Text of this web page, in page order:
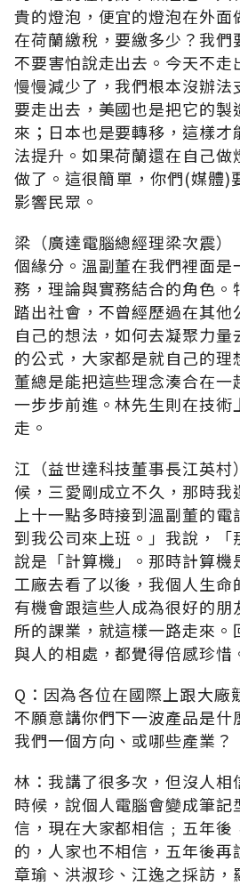
貴的燈泡，便宜的燈泡在外面
在荷蘭繳稅，要繳多少？我
不要害怕說走出去。今天不走
慢慢減少了，我們根本沒辦法
要走出去，美國也是把它的製
來；日本也是要轉移，這樣才
法提升。如果荷蘭還在自己
做了。這很簡單，你們(媒體)
影響民眾。
梁（廣達電腦總經理梁次震）
個緣分。溫副董在我們裡面是
務，理論與實務結合的角色。
踏出社會，不曾經歷過在其他
自己的想法，如何去凝聚力
的公式，大家都是就自己的理
董總是能把這些理念湊合在一
一步步前進。林先生則在技術
走。
江（益世達科技董事長江英
候，三愛剛成立不久，那時我
上十一點多時接到溫副董的
到我公司來上班。」我說，
說是「計算機」。那時計算機
工廠去看了以後，我個人生命
有機會跟這些人成為很好的
所的課業，就這樣一路走來。
與人的相處，都覺得倍感珍惜
Q：因為各位在國際上跟大廠
不願意講你們下一波產品是什
我們一個方向、或哪些產業？
林：我講了很多次，但沒人相
時候，說個人電腦會變成筆記
信，現在大家都相信﹔五年後
的，人家也不相信，五年後再
章瑜、洪淑珍、江逸之採訪，